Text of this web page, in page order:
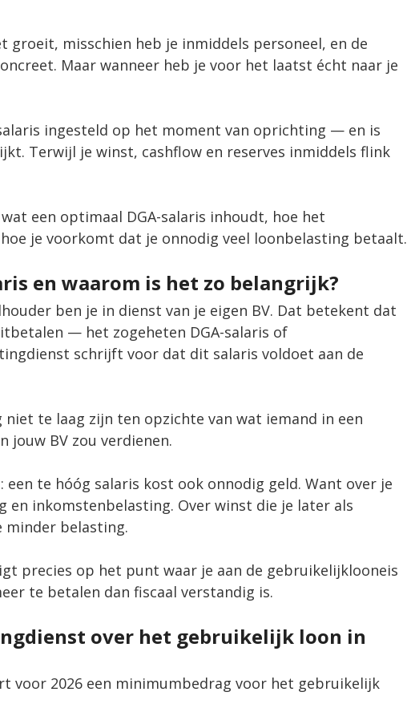
groeit, misschien heb je inmiddels personeel, en de
Maar wanneer heb je voor het laatst écht naar je
ingesteld op het moment van oprichting — en is
Terwijl je winst, cashflow en reserves inmiddels flink
een optimaal DGA-salaris inhoudt, hoe het
je voorkomt dat je onnodig veel loonbelasting betaalt.
en waarom is het zo belangrijk?
ben je in dienst van je eigen BV. Dat betekent dat
— het zogeheten DGA-salaris of
schrijft voor dat dit salaris voldoet aan de
niet te laag zijn ten opzichte van wat iemand in een
BV zou verdienen.
een te hóóg salaris kost ook onnodig geld. Want over je
en inkomstenbelasting. Over winst die je later als
belasting.
precies op het punt waar je aan de gebruikelijklooneis
te betalen dan fiscaal verstandig is.
over het gebruikelijk loon in
voor 2026 een minimumbedrag voor het gebruikelijk